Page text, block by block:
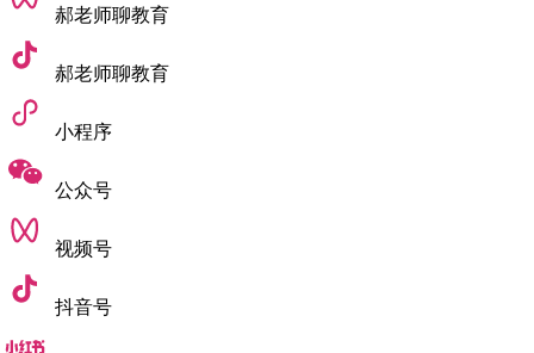
国际生学费：30890英镑（此费用适用于 2026/27 学年入学，
2027/28 学年入学的费用可能会有所变动。）
没有心动呢？大家如果还有什么关于专业或者申请的问题可以
联系斯芬克官网进行咨询哟！
郝老师聊教育
郝老师聊教育
小程序
公众号
视频号
抖音号